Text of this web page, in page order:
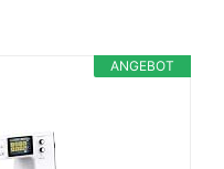
ANGEBOT